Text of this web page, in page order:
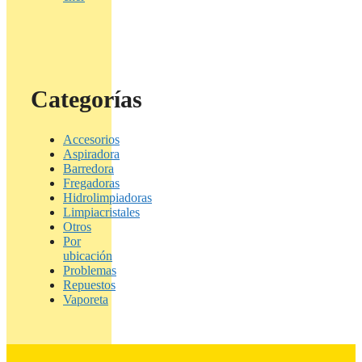
Categorías
Accesorios
Aspiradora
Barredora
Fregadoras
Hidrolimpiadoras
Limpiacristales
Otros
Por
ubicación
Problemas
Repuestos
Vaporeta